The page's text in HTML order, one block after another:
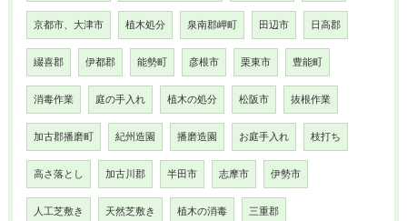
京都市、大津市 植木処分 泉南郡岬町 田辺市 日高郡
綴喜郡 伊都郡 能勢町 彦根市 栗東市 豊能町
消毒作業 庭の手入れ 植木の処分 松阪市 抜根作業
加古郡播磨町 紀州造園 播磨造園 お庭手入れ 枝打ち
高さ落とし 加古川郡 半田市 志摩市 伊勢市
人工芝敷き 天然芝敷き 植木の消毒 三重郡